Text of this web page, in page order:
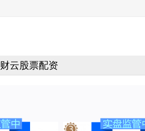
财云股票配资